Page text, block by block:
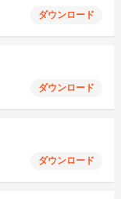
ダウンロード
ダウンロード
ダウンロード